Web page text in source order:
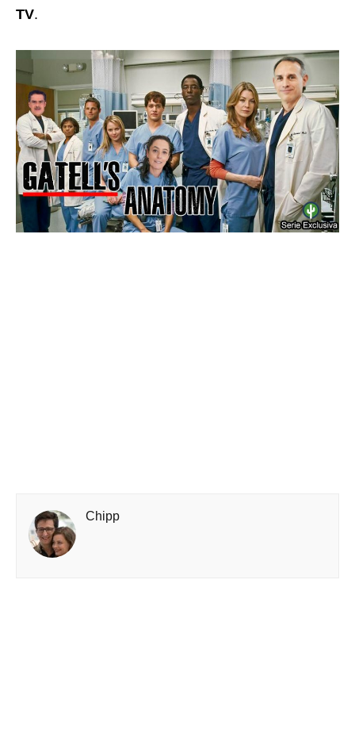
TV.
Chipp